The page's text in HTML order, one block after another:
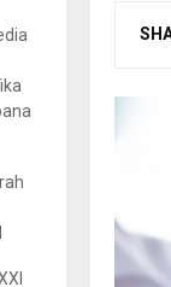
R
H